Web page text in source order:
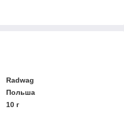
Radwag
Польша
10 г